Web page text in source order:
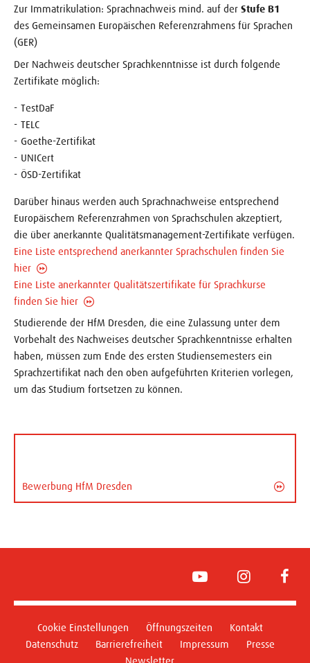
Zur Immatrikulation: Sprachnachweis mind. auf der Stufe B1
des Gemeinsamen Europäischen Referenzrahmens für Sprachen
(GER)
Der Nachweis deutscher Sprachkenntnisse ist durch folgende
Zertifikate möglich:
TestDaF
TELC
Goethe-Zertifikat
UNICert
ÖSD-Zertifikat
Darüber hinaus werden auch Sprachnachweise entsprechend
Europäischem Referenzrahmen von Sprachschulen akzeptiert,
die über anerkannte Qualitätsmanagement-Zertifikate verfügen.
Eine Liste entsprechend anerkannter Sprachschulen finden Sie
hier
Eine Liste anerkannter Qualitätszertifikate für Sprachkurse
finden Sie hier
Studierende der HfM Dresden, die eine Zulassung unter dem
Vorbehalt des Nachweises deutscher Sprachkenntnisse erhalten
haben, müssen zum Ende des ersten Studiensemesters ein
Sprachzertifikat nach den oben aufgeführten Kriterien vorlegen,
um das Studium fortsetzen zu können.
Bewerbung HfM Dresden
YouTube Instagram
Cookie Einstellungen Öffnungszeiten
Kontakt
Datenschutz
Barrierefreiheit Impressum
Presse
Newsletter